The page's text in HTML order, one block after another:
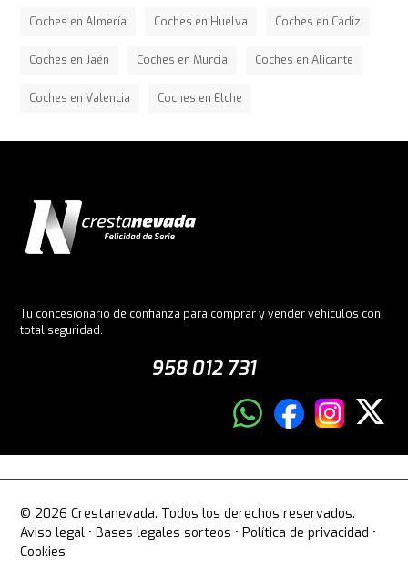
Coches en Almería Coches en Huelva Coches en Cádiz
Coches en Jaén Coches en Murcia Coches en Alicante
Coches en Valencia Coches en Elche
Tu concesionario de confianza para comprar y vender vehículos con
total seguridad.
958 012 731
© 2026 Crestanevada. Todos los derechos reservados.
Aviso legal •Bases legales sorteos •Política de privacidad •
Cookies